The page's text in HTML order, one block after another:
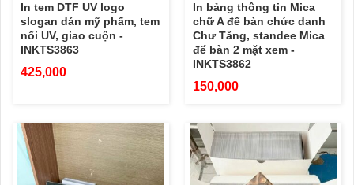
In tem DTF UV logo
slogan dán mỹ phẩm, tem
nổi UV, giao cuộn -
INKTS3863
425,000
In bảng thông tin Mica
chữ A để bàn chức danh
Chư Tăng, standee Mica
để bàn 2 mặt xem -
INKTS3862
150,000